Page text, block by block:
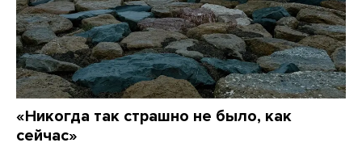
«Никогда так страшно не было, как
сейчас»